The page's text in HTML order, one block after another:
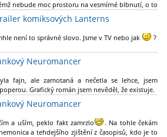
nebude moc prostoru na vesmírné blbnutí, o to
nová adaptace odprostit třeba od filmového
Ryanem Reynoldsem.´´ Co je na tom
komiksových Lanterns
není to správné slovo. Jsme v TV nebo jak
?
to vypadá skvěle jak po stránce kvantity materiálu,
pro mě velké překvapení a velmi zajímavá volba
s každou novou scénou.
paradoxně tomu škodí to všechno kolem
, ale nezasloužilo by si to zářez jen kvůli tomu.
Neuromancer
fajn, ale zamotaná a nečetla se lehce, jsem
Grafický román jsem nevěděl, že existuje.
Neuromancer
a uším, peklo fakt zamrzlo
. Na tohle čekám
a tehdejšího zjištění z časopisů, kdo je to